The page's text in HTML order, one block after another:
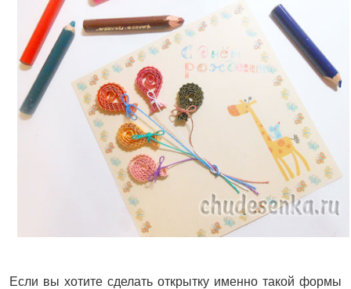
Если вы хотите сделать открытку именно такой формы